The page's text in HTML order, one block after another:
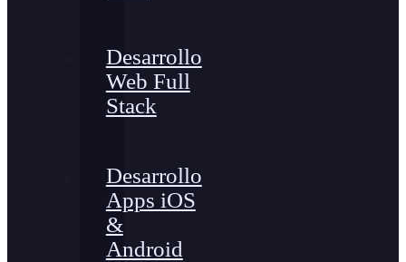
Desarrollo
Web Full
Stack
Desarrollo
Apps iOS
&
Android